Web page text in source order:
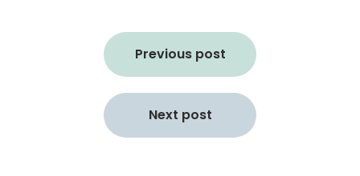
Previous post
Next post